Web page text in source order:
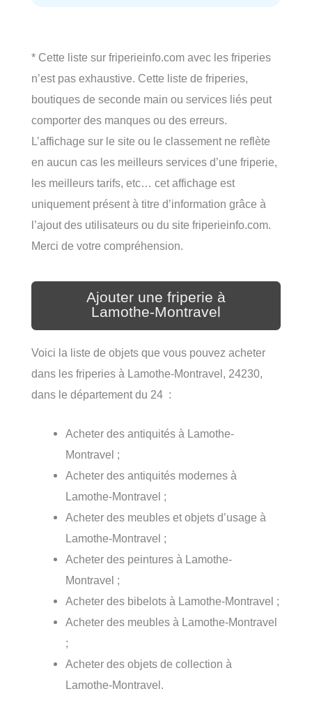
* Cette liste sur friperieinfo.com avec les friperies
n’est pas exhaustive. Cette liste de friperies,
boutiques de seconde main ou services liés peut
comporter des manques ou des erreurs.
L’affichage sur le site ou le classement ne reflète
en aucun cas les meilleurs services d’une friperie,
les meilleurs tarifs, etc… cet affichage est
uniquement présent à titre d’information grâce à
l’ajout des utilisateurs ou du site friperieinfo.com.
Merci de votre compréhension.
Ajouter une friperie à
Lamothe-Montravel
Voici la liste de objets que vous pouvez acheter
dans les friperies à Lamothe-Montravel, 24230,
dans le département du 24 :
Acheter des antiquités à Lamothe-
Montravel ;
Acheter des antiquités modernes à
Lamothe-Montravel ;
Acheter des meubles et objets d’usage à
Lamothe-Montravel ;
Acheter des peintures à Lamothe-
Montravel ;
Acheter des bibelots à Lamothe-Montravel ;
Acheter des meubles à Lamothe-Montravel
;
Acheter des objets de collection à
Lamothe-Montravel.